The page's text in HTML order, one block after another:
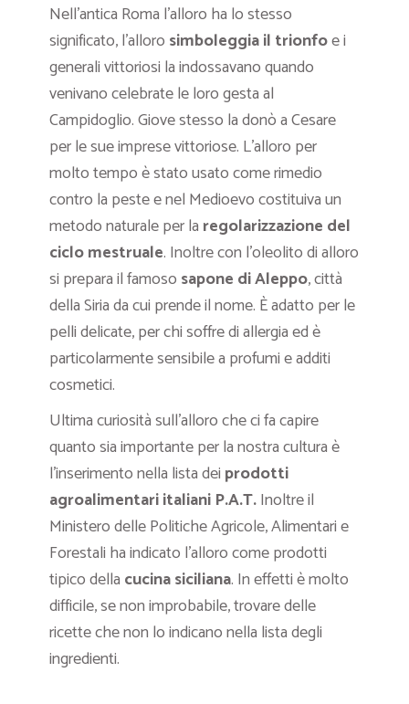
Nell’antica Roma l’alloro ha lo stesso
significato, l’alloro simboleggia il trionfoe i
generali vittoriosi la indossavano quando
venivano celebrate le loro gesta al
Campidoglio. Giove stesso la donò a Cesare
per le sue imprese vittoriose. L’alloro per
molto tempo è stato usato come rimedio
contro la peste e nel Medioevo costituiva un
metodo naturale per la regolarizzazione del
ciclo mestruale. Inoltre con l’oleolito di alloro
si prepara il famoso sapone di Aleppo, città
della Siria da cui prende il nome. È adatto per le
pelli delicate, per chi soffre di allergia ed è
particolarmente sensibile a profumi e additi
cosmetici.
Ultima curiosità sull’alloro che ci fa capire
quanto sia importante per la nostra cultura è
l’inserimento nella lista dei prodotti
agroalimentari italiani P.A.T.Inoltre il
Ministero delle Politiche Agricole, Alimentari e
Forestali ha indicato l’alloro come prodotti
tipico della cucina siciliana. In effetti è molto
difficile, se non improbabile, trovare delle
ricette che non lo indicano nella lista degli
ingredienti.